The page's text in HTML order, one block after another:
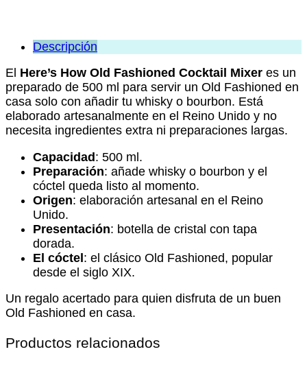
Descripción
El Here’s How Old Fashioned Cocktail Mixer es un
preparado de 500 ml para servir un Old Fashioned en
casa solo con añadir tu whisky o bourbon. Está
elaborado artesanalmente en el Reino Unido y no
necesita ingredientes extra ni preparaciones largas.
Capacidad: 500 ml.
Preparación: añade whisky o bourbon y el
cóctel queda listo al momento.
Origen: elaboración artesanal en el Reino
Unido.
Presentación: botella de cristal con tapa
dorada.
El cóctel: el clásico Old Fashioned, popular
desde el siglo XIX.
Un regalo acertado para quien disfruta de un buen
Old Fashioned en casa.
Productos relacionados